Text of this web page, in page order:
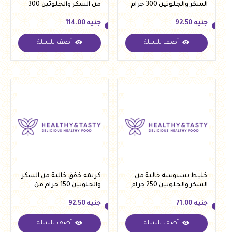
السكر والجلوتين 300 جرام
من كريستال
جنيه
جنيه 92.50
أضف للسلة
من السكر والجلوتين 300
جرام من كريستال
جنيه
جنيه 114.00
أضف للسلة
خليط بسبوسه خالية من
السكر والجلوتين 250 جرام
من كريستال
جنيه
جنيه 71.00
أضف للسلة
كريمه خفق خالية من السكر
والجلوتين 150 جرام من
كريستال
جنيه
جنيه 92.50
أضف للسلة